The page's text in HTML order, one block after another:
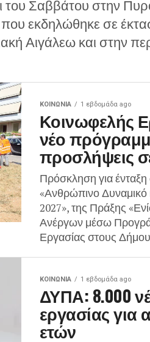
Σαββάτου στην
εκδηλώθηκε σε
Αιγάλεω και στην
ΚΟΙΝΩΝΊΑ 1 εβδομάδα ago
Κοινωφελής
νέο
προσλήψεις
Πρόσκληση για
«Ανθρώπινο Δυναμικό
2027», της Πράξης
Ανέργων μέσω
Εργασίας στους
ΚΟΙΝΩΝΊΑ 1 εβδομάδα ago
ΔΥΠΑ: 8.000
εργασίας για
ετών